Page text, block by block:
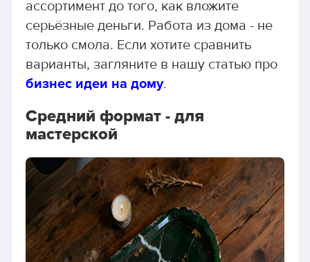
ассортимент до того, как вложите
серьёзные деньги. Работа из дома - не
только смола. Если хотите сравнить
варианты, загляните в нашу статью про
бизнес идеи на дому.
Средний формат - для
мастерской